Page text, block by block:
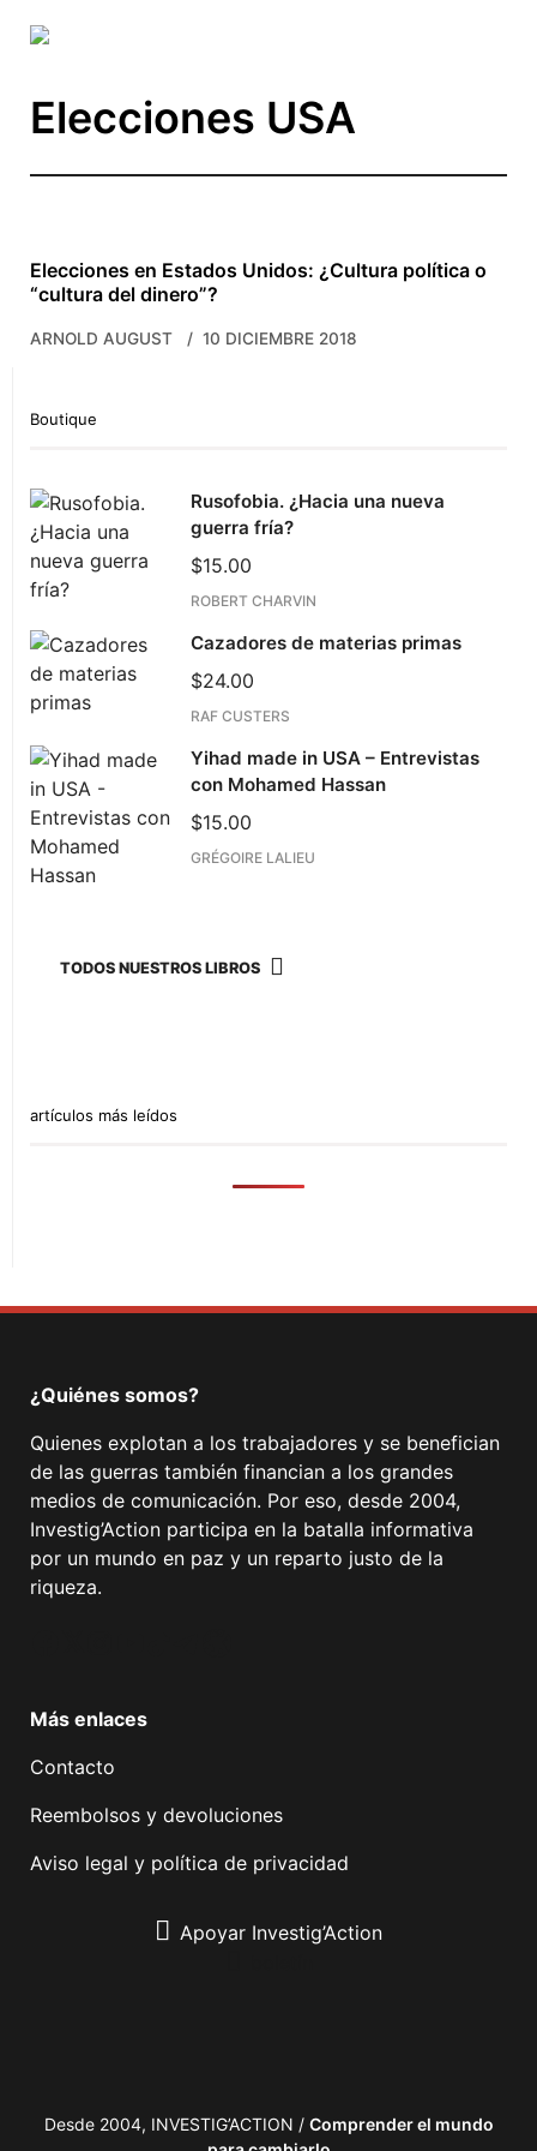
Elecciones USA
Elecciones en Estados Unidos: ¿Cultura política o
“cultura del dinero”?
ARNOLD AUGUST 10 DICIEMBRE 2018
Boutique
Rusofobia. ¿Hacia una nueva
guerra fría?
$15.00
ROBERT CHARVIN
Cazadores de materias primas
$24.00
RAF CUSTERS
Yihad made in USA – Entrevistas
con Mohamed Hassan
$15.00
GRÉGOIRE LALIEU
TODOS NUESTROS LIBROS
artículos más leídos
¿Quiénes somos?
Quienes explotan a los trabajadores y se benefician
de las guerras también financian a los grandes
medios de comunicación. Por eso, desde 2004,
Investig’Action participa en la batalla informativa
por un mundo en paz y un reparto justo de la
riqueza.
Más enlaces
Contacto
Reembolsos y devoluciones
Aviso legal y política de privacidad
Apoyar Investig’Action
Desde 2004, INVESTIG’ACTION / Comprender el mundo